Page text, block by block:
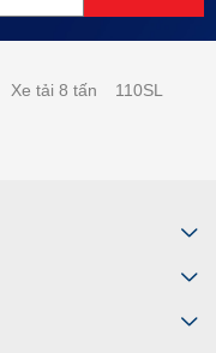
Xe tải 8 tấn
110SL